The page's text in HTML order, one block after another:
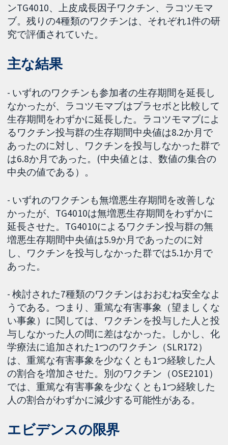
ンTG4010、上皮成長因子ワクチン、ラコツモマ
ブ。残りの4種類のワクチンは、それぞれ1件の研
究で評価されていた。
主な結果
- いずれのワクチンも参加者の生存期間を延長し
なかったが、ラコツモマブはプラセボと比較して
生存期間をわずかに延長した。ラコツモマブによ
るワクチン投与群の生存期間中央値は8.2か月で
あったのに対し、ワクチンを投与しなかった群で
は6.8か月であった。(中央値とは、数値の集合の
中央の値である）。
- いずれのワクチンも無増悪生存期間を改善しな
かったが、TG4010は無増悪生存期間をわずかに
延長させた。TG4010によるワクチン投与群の無
増悪生存期間中央値は5.9か月であったのに対
し、ワクチンを投与しなかった群では5.1か月で
あった。
- 検討された7種類のワクチンはおおむね安全なよ
うである。つまり、重篤な有害事象（望ましくな
い事象）に関しては、ワクチンを投与した人と投
与しなかった人の間に差はなかった。しかし、化
学療法に追加された1つのワクチン（SLR172）
は、重篤な有害事象を少なくとも1つ経験した人
の割合を増加させた。別のワクチン（OSE2101）
では、重篤な有害事象を少なくとも1つ経験した
人の割合がわずかに減少する可能性がある。
エビデンスの限界